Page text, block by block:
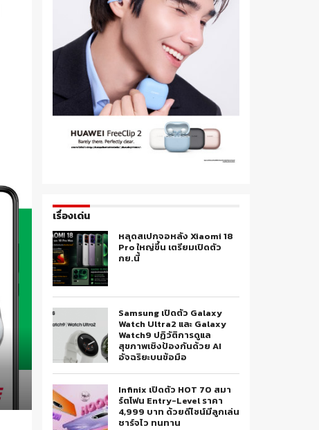
เรื่องเด่น
หลุดสเปกจอหลัง Xiaomi 18
Pro ใหญ่ขึ้น เตรียมเปิดตัว
กย.นี้
Samsung เปิดตัว Galaxy
Watch Ultra2 และ Galaxy
Watch9 ปฏิวัติการดูแล
สุขภาพเชิงป้องกันด้วย AI
อัจฉริยะบนข้อมือ
Infinix เปิดตัว HOT 70 สมา
ร์ตโฟน Entry-Level ราคา
4,999 บาท ด้วยดีไซน์มีลูกเล่น
ชาร์จไว ทนทาน